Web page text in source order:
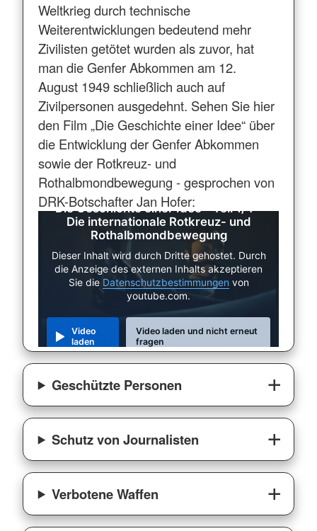
Weltkrieg durch technische
Weiterentwicklungen bedeutend mehr
Zivilisten getötet wurden als zuvor, hat
man die Genfer Abkommen am 12.
August 1949 schließlich auch auf
Zivilpersonen ausgedehnt. Sehen Sie hier
den Film „Die Geschichte einer Idee“ über
die Entwicklung der Genfer Abkommen
sowie der Rotkreuz- und
Rothalbmondbewegung - gesprochen von
DRK-Botschafter Jan Hofer:
Die Geschichte einer Idee - Teil 1/4 -
Die internationale Rotkreuz- und
Rothalbmondbewegung
Dieser Inhalt wird durch Dritte gehostet. Durch
die Anzeige des externen Inhalts akzeptieren
Sie die Datenschutzbestimmungen von
youtube.com.
Video
laden
Video laden und nicht erneut
fragen
Geschützte Personen
Schutz von Journalisten
Verbotene Waffen